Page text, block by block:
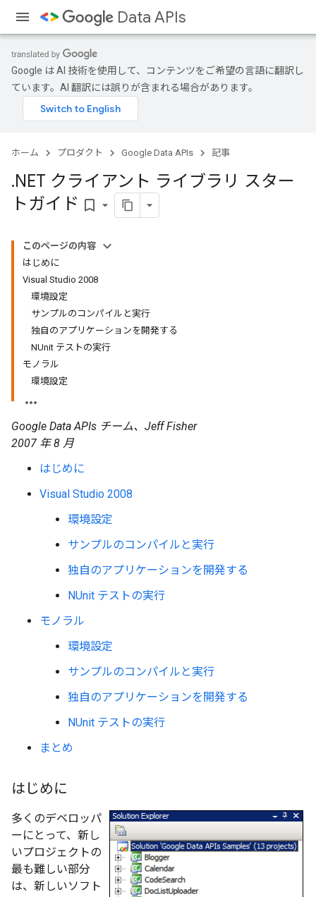
Data APIs
Google は AI 技術を使用して、コンテンツをご希望の言語に翻訳し
ています。AI 翻訳には誤りが含まれる場合があります。
ホーム プロダクト Google Data APIs 記事
.NET クライアント ライブラリ スター
トガイド bookmark_border
このページの内容
はじめに
Visual Studio 2008
環境設定
サンプルのコンパイルと実行
独自のアプリケーションを開発する
NUnit テストの実行
モノラル
環境設定
Google Data APIs チーム、Jeff Fisher
2007 年 8 月
はじめに
Visual Studio 2008
環境設定
サンプルのコンパイルと実行
独自のアプリケーションを開発する
NUnit テストの実行
モノラル
環境設定
サンプルのコンパイルと実行
独自のアプリケーションを開発する
NUnit テストの実行
まとめ
はじめに
多くのデベロッパ
ーにとって、新し
いプロジェクトの
最も難しい部分
は、新しいソフト